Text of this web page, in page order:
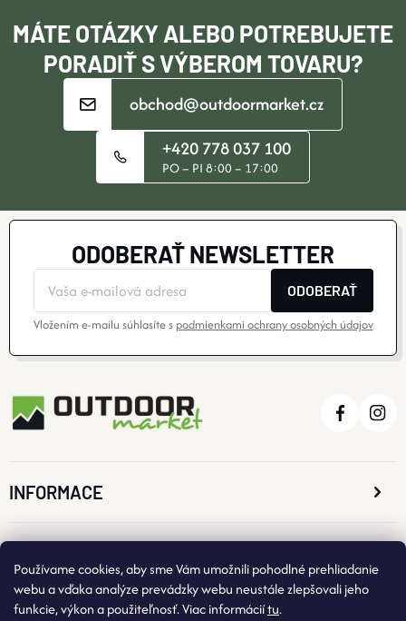
Používame cookies, aby sme Vám umožnili pohodlné prehliadanie
webu a vďaka analýze prevádzky webu neustále zlepšovali jeho
funkcie, výkon a použiteľnosť. Viac informáciítu.
MÁTE OTÁZKY ALEBO POTREBUJETE
PORADIŤ S VÝBEROM TOVARU?
obchod@outdoormarket.cz
+420 778 037 100
PO – PI 8:00 – 17:00
ODOBERAŤ NEWSLETTER
ODOBERAŤ
Vložením e-mailu súhlasíte s podmienkami ochrany osobných údajov
INFORMACE
KONTAKTNÉ ÚDAJE